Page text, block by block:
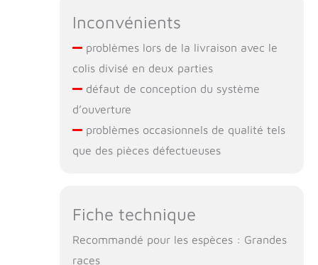
Inconvénients
problèmes lors de la livraison avec le
colis divisé en deux parties
défaut de conception du système
d’ouverture
problèmes occasionnels de qualité tels
que des pièces défectueuses
Fiche technique
Recommandé pour les espèces : Grandes
races